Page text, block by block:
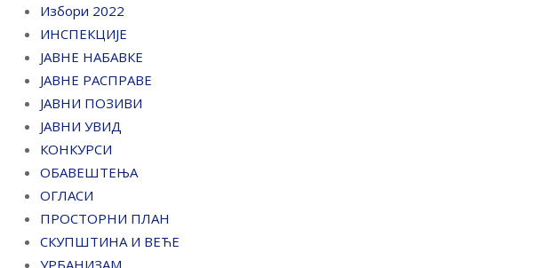
Избори 2022
ИНСПЕКЦИЈЕ
ЈАВНЕ НАБАВКЕ
ЈАВНЕ РАСПРАВЕ
ЈАВНИ ПОЗИВИ
ЈАВНИ УВИД
КОНКУРСИ
ОБАВЕШТЕЊА
ОГЛАСИ
ПРОСТОРНИ ПЛАН
СКУПШТИНА И ВЕЋЕ
УРБАНИЗАМ